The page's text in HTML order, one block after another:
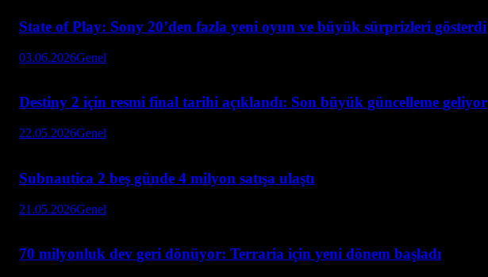
State of Play: Sony 20’den fazla yeni oyun ve büyük sürprizleri gösterdi
03.06.2026Genel
Destiny 2 için resmi final tarihi açıklandı: Son büyük güncelleme geliyor
22.05.2026Genel
Subnautica 2 beş günde 4 milyon satışa ulaştı
21.05.2026Genel
70 milyonluk dev geri dönüyor: Terraria için yeni dönem başladı